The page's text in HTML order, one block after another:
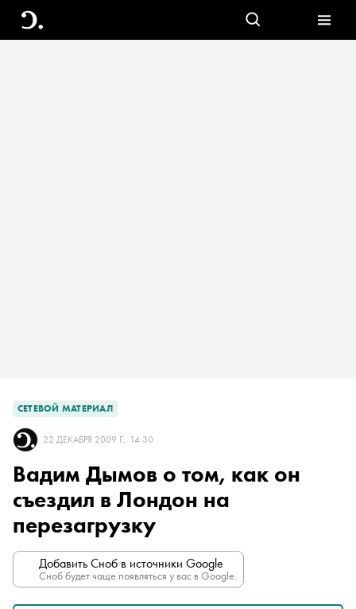
СЕТЕВОЙ МАТЕРИАЛ
22 ДЕКАБРЯ 2009 Г., 14:30
Вадим Дымов о том, как он
съездил в Лондон на
перезагрузку
Добавить Сноб в источники Google
Сноб будет чаще появляться у вас в Google.